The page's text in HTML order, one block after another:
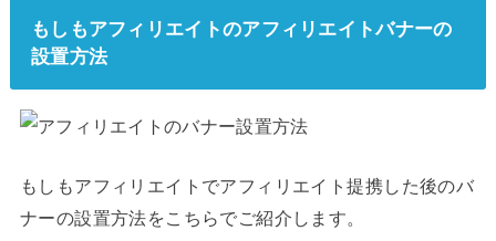
もしもアフィリエイトのアフィリエイトバナーの
設置方法
もしもアフィリエイトでアフィリエイト提携した後のバ
ナーの設置方法をこちらでご紹介します。